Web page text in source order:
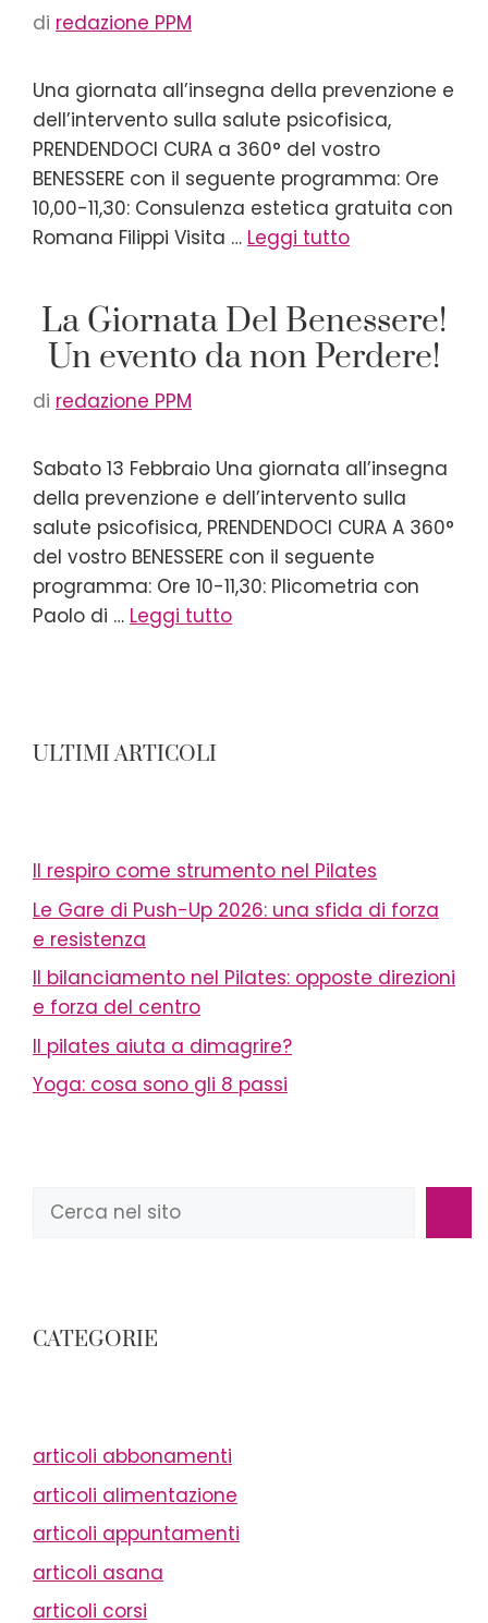
di redazione PPM
Una giornata all’insegna della prevenzione e
dell’intervento sulla salute psicofisica,
PRENDENDOCI CURA a 360° del vostro
BENESSERE con il seguente programma: Ore
10,00-11,30: Consulenza estetica gratuita con
Romana Filippi Visita … Leggi tutto
La Giornata Del Benessere!
Un evento da non Perdere!
di redazione PPM
Sabato 13 Febbraio Una giornata all’insegna
della prevenzione e dell’intervento sulla
salute psicofisica, PRENDENDOCI CURA A 360°
del vostro BENESSERE con il seguente
programma: Ore 10-11,30: Plicometria con
Paolo di … Leggi tutto
ULTIMI ARTICOLI
Il respiro come strumento nel Pilates
Le Gare di Push-Up 2026: una sfida di forza
e resistenza
Il bilanciamento nel Pilates: opposte direzioni
e forza del centro
Il pilates aiuta a dimagrire?
Yoga: cosa sono gli 8 passi
Cerca
CATEGORIE
articoli abbonamenti
articoli alimentazione
articoli appuntamenti
articoli asana
articoli corsi